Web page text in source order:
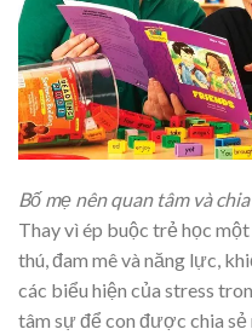
Bố mẹ nên quan tâm và
Thay vì ép buộc trẻ học
thú, đam mê và năng lực,
các biểu hiện của stress
tâm sự để con được chia sẻ